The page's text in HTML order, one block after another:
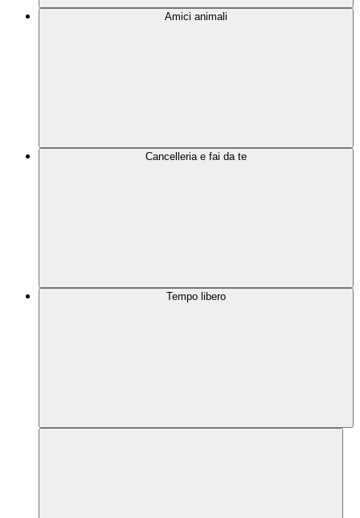
Amici animali
Cancelleria e fai da te
Tempo libero